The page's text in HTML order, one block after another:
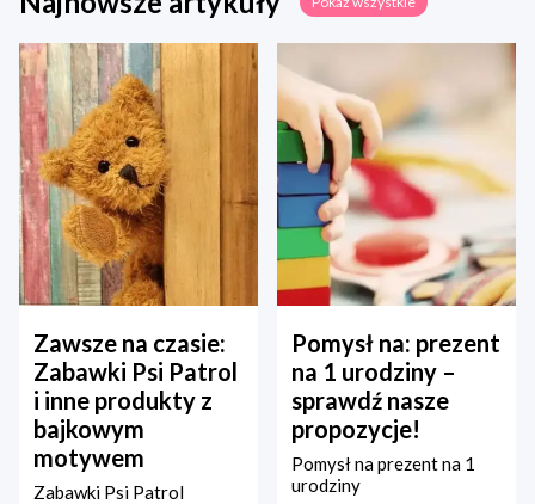
Zawsze na czasie:
Zabawki Psi Patrol
i inne produkty z
bajkowym
motywem
Zabawki Psi Patrol
Pomysł na: prezent
na 1 urodziny –
sprawdź nasze
propozycje!
Pomysł na prezent na 1
urodziny